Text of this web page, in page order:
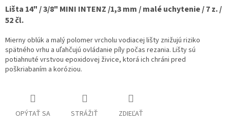
Lišta 14" / 3/8" MINI INTENZ /1,3 mm / malé uchytenie / 7 z. /
52 čl.
Mierny oblúk a malý polomer vrcholu vodiacej lišty znižujú riziko
spätného vrhu a uľahčujú ovládanie píly počas rezania. Lišty sú
potiahnuté vrstvou epoxidovej živice, ktorá ich chráni pred
poškriabaním a koróziou.
OPÝTAŤ SA STRÁŽIŤ ZDIEĽAŤ